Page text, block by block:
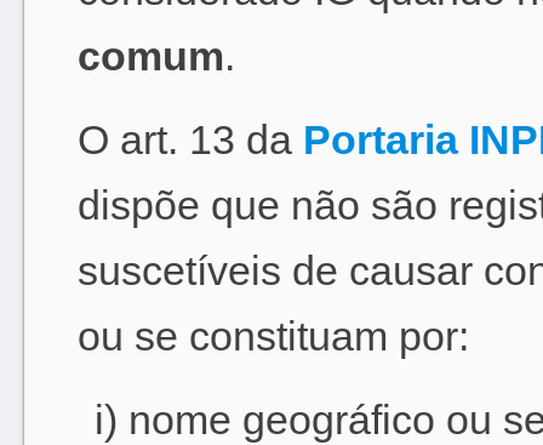
comum.
O art. 13 da Portaria
dispõe que não são
suscetíveis de causar
ou se constituam por:
i) nome geográfico ou